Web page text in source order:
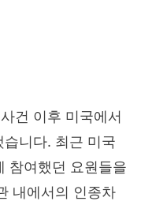
건 이후 미국에서
니다. 최근 미국
참여했던 요원들을
내에서의 인종차